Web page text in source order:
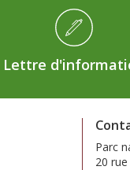
Lettre
Parc
20